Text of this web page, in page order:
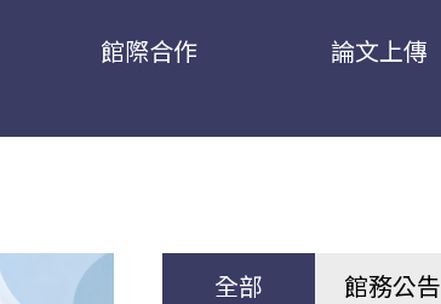
館際合作 論文上傳
全部 館務公告